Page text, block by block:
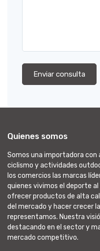
Enviar consulta
Quienes somos
Somos una importadora con
ciclismo y actividades
los comercios las marcas
quienes vivimos el deporte
ofrecer productos de alta
del mercado y hacer crecer
representamos. Nuestra
destacando en el sector y
mercado competitivo.